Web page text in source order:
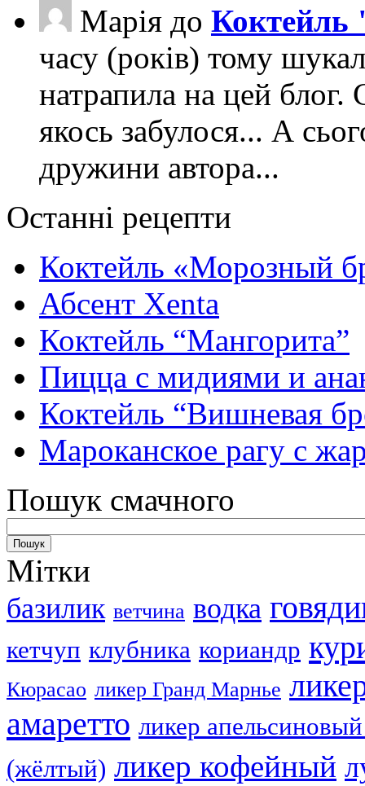
Марія до Коктейль
часу (років) тому
натрапила на цей блог.
якось забулося... А
дружини автора...
Останні рецепти
Коктейль «Морозный
Абсент Xenta
Коктейль “Мангорита”
Пицца с мидиями и
Коктейль “Вишневая
Мароканское рагу с
Пошук смачного
Мітки
базилик ветчина водка
кетчуп клубника кориандр
Кюрасао ликер Гранд Марнье
амаретто ликер
(жёлтый) ликер кофейный